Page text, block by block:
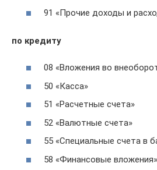
91 «Прочие доходы и
по кредиту
08 «Вложения во
50 «Касса»
51 «Расчетные счета»
52 «Валютные счета»
55 «Специальные счета в
58 «Финансовые вложения»